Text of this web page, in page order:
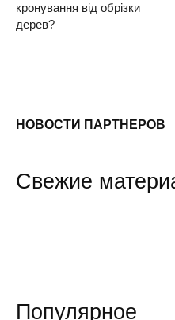
кронування від обрізки
дерев?
НОВОСТИ ПАРТНЕРОВ
Свежие
Популярное